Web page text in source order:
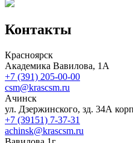
Контакты
Красноярск
Академика Вавилова, 1А
+7 (391) 205-00-00
csm@krascsm.ru
Ачинск
ул. Дзержинского, зд. 34А
+7 (39151) 7-37-31
achinsk@krascsm.ru